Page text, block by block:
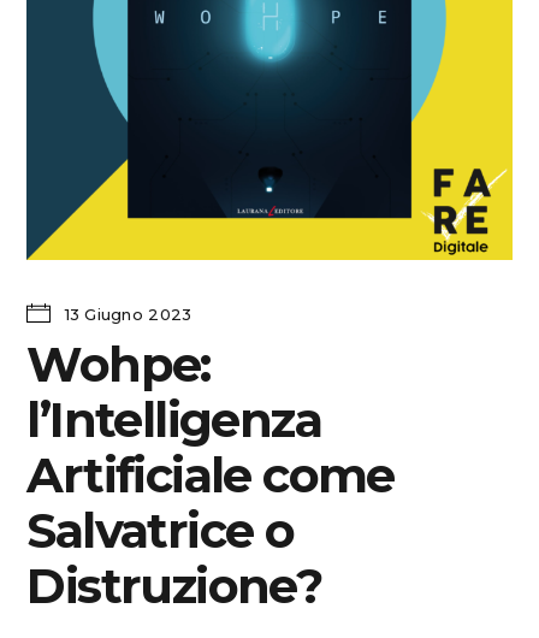
13 Giugno 2023
Wohpe:
l’Intelligenza
Artificiale come
Salvatrice o
Distruzione?